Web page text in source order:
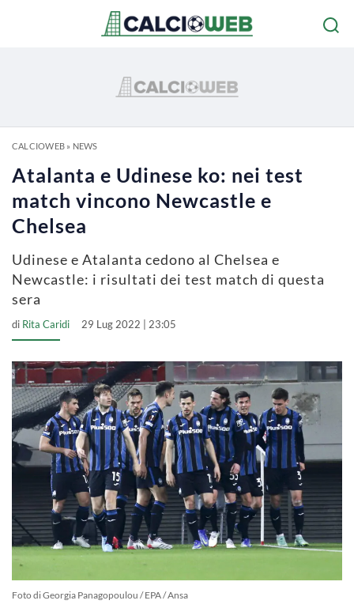
CALCIOWEB» NEWS
Atalanta e Udinese ko: nei test
match vincono Newcastle e
Chelsea
Udinese e Atalanta cedono al Chelsea e
Newcastle: i risultati dei test match di questa
sera
di Rita Caridi 29 Lug 2022 | 23:05
Foto di Georgia Panagopoulou / EPA / Ansa